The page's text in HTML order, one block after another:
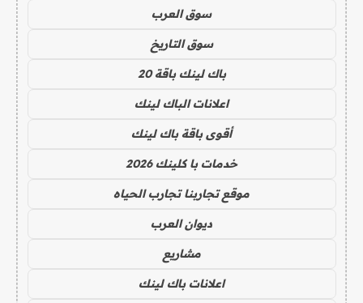
سوق العرب
سوق التاريخ
باك لينك باقة 20
اعلانات الباك لينك
أقوى باقة باك لينك
خدمات با كلينك 2026
موقع تجاربنا تجارب الحياه
ديوان العرب
مشاريع
اعلانات باك لينك